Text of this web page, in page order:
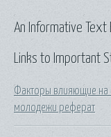
Links to Important
Факторы влияющие на
молодежи реферат
An Informative Text